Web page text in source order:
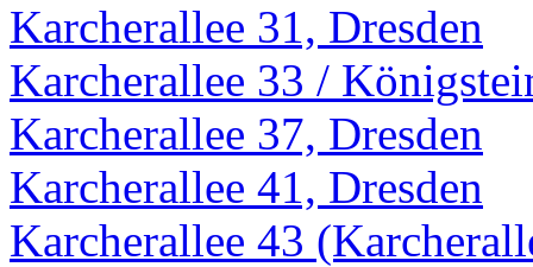
Karcherallee 31, Dresden
Karcherallee 33 /
Karcherallee 37, Dresden
Karcherallee 41, Dresden
Karcherallee 43